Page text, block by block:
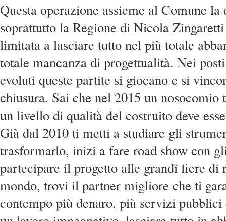
Questa operazione assieme al Comune la
soprattutto la Regione di Nicola
limitata a lasciare tutto nel più totale
totale mancanza di progettualità. Nei
evoluti queste partite si giocano e si
chiusura. Sai che nel 2015 un
un livello di qualità del costruito deve
Già dal 2010 ti metti a studiare gli
trasformarlo, inizi a fare road show con
partecipare il progetto alle grandi fiere di
mondo, trovi il partner migliore che ti
contempo più denaro, più servizi